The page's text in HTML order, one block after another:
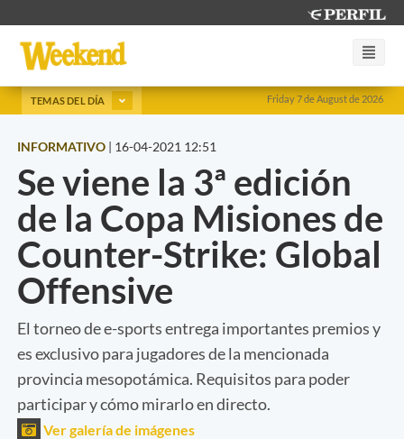
Friday 7 de August de 2026
TEMAS DEL DÍA
INFORMATIVO | 16-04-2021 12:51
Se viene la 3ª edición
de la Copa Misiones de
Counter-Strike: Global
Offensive
El torneo de e-sports entrega importantes premios y
es exclusivo para jugadores de la mencionada
provincia mesopotámica. Requisitos para poder
participar y cómo mirarlo en directo.
Ver galería de imágenes